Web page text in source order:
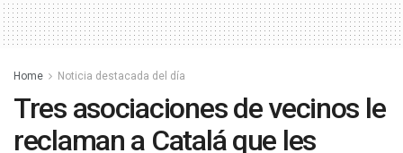
Home Noticia destacada del día
Tres asociaciones de vecinos le
reclaman a Catalá que les